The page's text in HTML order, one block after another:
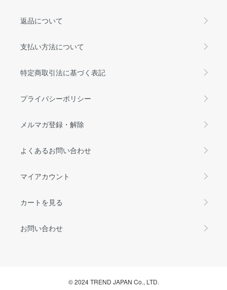
返品について
支払い方法について
特定商取引法に基づく表記
プライバシーポリシー
メルマガ登録・解除
よくあるお問い合わせ
マイアカウント
カートを見る
お問い合わせ
© 2024 TREND JAPAN Co., LTD.